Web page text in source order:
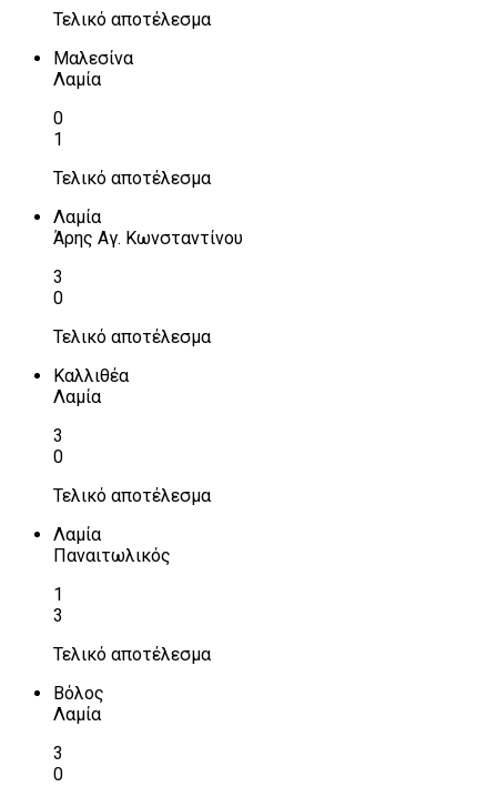
Τελικό αποτέλεσμα
Μαλεσίνα
Λαμία
0
1
Τελικό αποτέλεσμα
Λαμία
Άρης Αγ. Κωνσταντίνου
3
0
Τελικό αποτέλεσμα
Καλλιθέα
Λαμία
3
0
Τελικό αποτέλεσμα
Λαμία
Παναιτωλικός
1
3
Τελικό αποτέλεσμα
Βόλος
Λαμία
3
0